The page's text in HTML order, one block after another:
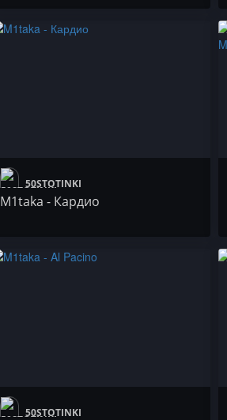
50STOTINKI
M1taka - Кардио
50STOTINKI